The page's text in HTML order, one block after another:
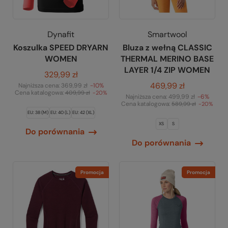
Dynafit
Koszulka SPEED DRYARN
WOMEN
329,99 zł
Najniższa cena: 369,99 zł -10%
Cena katalogowa:409,99 zł -20%
EU: 38 (M) EU: 40 (L) EU: 42 (XL)
Do porównania
Smartwool
Bluza z wełną CLASSIC
THERMAL MERINO BASE
LAYER 1/4 ZIP WOMEN
469,99 zł
Najniższa cena:499,99 zł -6%
Cena katalogowa: 589,99 zł -20%
XS S
Do porównania
Promocja Promocja